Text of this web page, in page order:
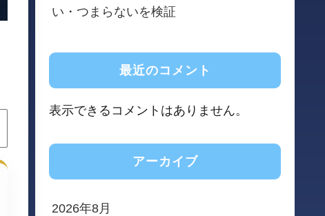
い・つまらないを検証
最近のコメント
表示できるコメントはありません。
アーカイブ
2026年8月